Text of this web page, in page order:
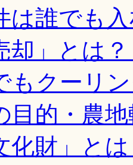
は誰でも
却」とは
もクーリ
目的・農
化財」と